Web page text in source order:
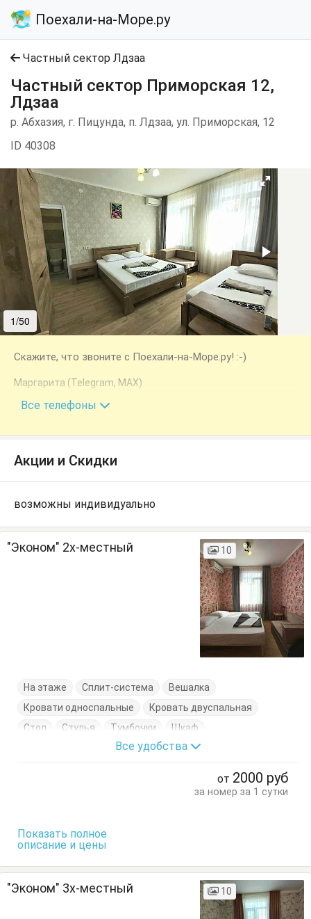
Поехали-на-Море.ру
Частный сектор Лдзаа
Частный сектор Приморская 12,
Лдзаа
р. Абхазия, г. Пицунда, п. Лдзаа, ул. Приморская, 12
ID 40308
1/50
Скажите, что звоните с Поехали-на-Море.ру! :-)
Маргарита (Telegram, MAX)
+7 (940) 994-29-30
Все телефоны
Акции и Скидки
возможны индивидуально
"Эконом" 2х-местный 10
На этаже Сплит-система
Вешалка
Кровати односпальные
Кровать двуспальная
Стол
Стулья Тумбочки Шкаф
Все удобства
от 2000 руб
за номер за 1 сутки
Показать полное
описание и цены
"Эконом" 3х-местный 10